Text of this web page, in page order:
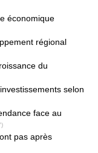
économique
régional
du
selon
face au
pas après